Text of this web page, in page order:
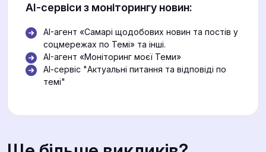
АІ-сервіси з моніторингу новин:
AI-агент «Самарі щодобових новин та постів у
соцмережах по Темі» та інші.
AI-агент «Моніторинг моєї Теми»
АІ-сервіс "Актуальні питання та відповіді по
темі"